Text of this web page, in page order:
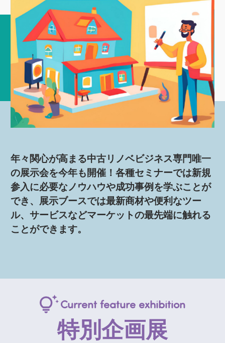
年々関心が高まる中古リノベビジネス専門唯一
の展示会を今年も開催！各種セミナーでは新規
参入に必要なノウハウや成功事例を学ぶことが
でき、展示ブースでは最新商材や便利なツー
ル、サービスなどマーケットの最先端に触れる
ことができます。
Current feature exhibition
特別企画展